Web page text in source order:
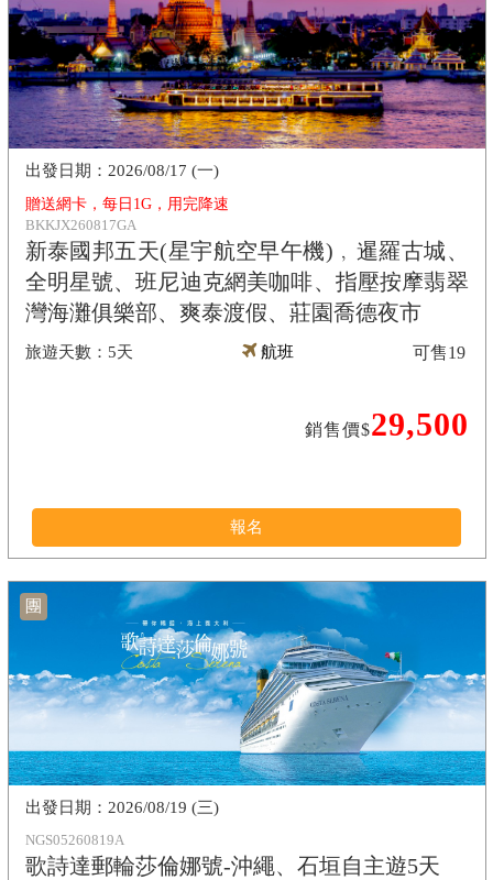
贈送網卡，每日1G，用完降速
BKKJX260817GA
新泰國邦五天(星宇航空早午機)﹐暹羅古城、
全明星號、班尼迪克網美咖啡、指壓按摩翡翠
灣海灘俱樂部、爽泰渡假、莊園喬德夜市
5天
2026/08/17 (一)
航班
銷售價$29,500
可售19
報名
團
NGS05260819A
歌詩達郵輪莎倫娜號-沖繩、石垣自主遊5天
2026/08/19 (三)